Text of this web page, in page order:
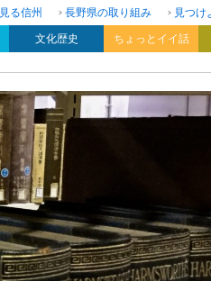
る信州 長野県の取り組み
見つけ
文化歴史 ちょっとイイ話